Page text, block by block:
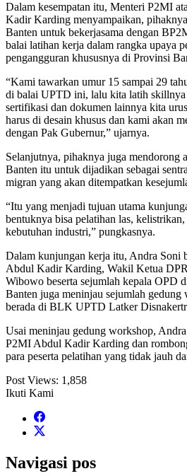
Dalam kesempatan itu, Menteri P2MI
Kadir Karding menyampaikan,
Banten untuk bekerjasama dengan
balai latihan kerja dalam rangka upaya
pengangguran khususnya di Provinsi
“Kami tawarkan umur 15 sampai 29
di balai UPTD ini, lalu kita latih skillnya
sertifikasi dan dokumen lainnya kita
harus di desain khusus dan kami akan
dengan Pak Gubernur,” ujarnya.
Selanjutnya, pihaknya juga
Banten itu untuk dijadikan sebagai
migran yang akan ditempatkan
“Itu yang menjadi tujuan utama
bentuknya bisa pelatihan las,
kebutuhan industri,” pungkasnya.
Dalam kunjungan kerja itu, Andra Soni
Abdul Kadir Karding, Wakil Ketua
Wibowo beserta sejumlah kepala OPD
Banten juga meninjau sejumlah gedung
berada di BLK UPTD Latker
Usai meninjau gedung workshop,
P2MI Abdul Kadir Karding dan
para peserta pelatihan yang tidak jauh
Post Views: 1,858
Ikuti Kami
Navigasi pos